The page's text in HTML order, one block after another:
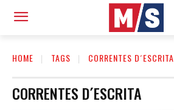
HOME TAGS CORRENTES D´ESCRITA
CORRENTES D´ESCRITA